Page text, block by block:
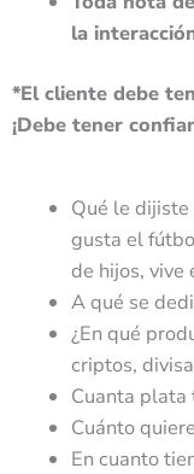
la
*El cliente debe
¡Debe tener
Qué le
gusta el
de hijos, vive
A qué se
¿En qué
criptos,
Cuanta
Cuánto
En cuanto